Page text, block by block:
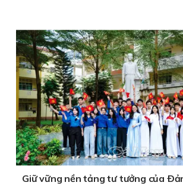
Giữ vững nền tảng tư tưởng của